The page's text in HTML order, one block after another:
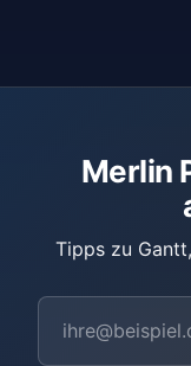
Merlin
Tipps zu